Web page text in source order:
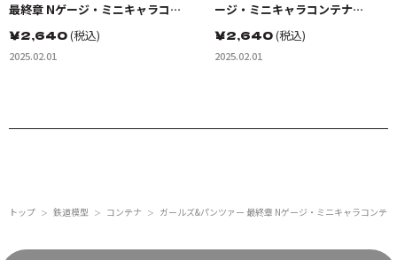
最終章 Nゲージ・ミニキャラコン
テナ（12ft）3個セット 黒 森峰
女学園 2
￥2,640(税込)
2025.02.01
ージ・ミニキャラコンテナ
（12ft）3個セット 聖 グロリア
ーナ女学院 2 完成品 GP150-41
￥2,640(税込)
2025.02.01
トップ ＞ 鉄道模型 ＞ コンテナ ＞ ガールズ&パンツァー 最終章 Nゲージ・ミニキャラコンテ